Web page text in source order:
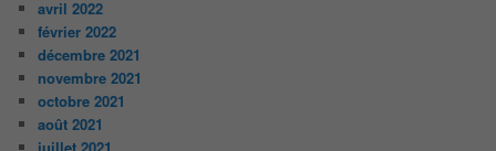
avril 2022
février 2022
décembre 2021
novembre 2021
octobre 2021
août 2021